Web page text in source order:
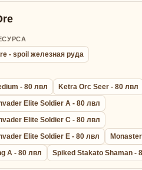
- spoil железная руда
- 80 лвл Ketra Orc Seer - 80 лвл
Elite Soldier A - 80 лвл
Elite Soldier C - 80 лвл
Elite Soldier E - 80 лвл
A - 80 лвл
Spiked Stakato Shaman -